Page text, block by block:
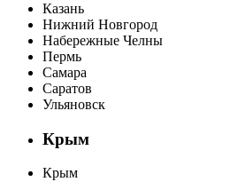
Казань
Нижний Новгород
Набережные Челны
Пермь
Самара
Саратов
Ульяновск
Крым
Крым